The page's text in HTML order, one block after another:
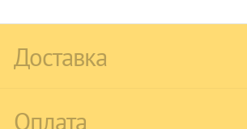
Доставка
Оплата